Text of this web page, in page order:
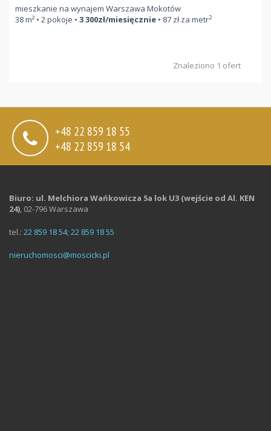
mieszkanie na wynajem Warszawa Mokotów
38m² • 2 pokoje • 3 300zł/miesięcznie • 87 zł za metr2
Znaleziono 1 ofert
+48 22 859 18 55
+48 22 859 18 54
Biuro: ul. Melchiora Wańkowicza 5a lok U3 (wejście od Al. KEN
24), 02-796 Warszawa
tel.: 22 859 18 54; 22 859 18 55
nieruchomosci@moscicki.pl